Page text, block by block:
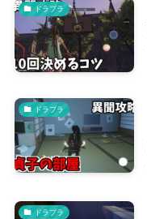
ドラブラ
ドラブラ
ドラブラ